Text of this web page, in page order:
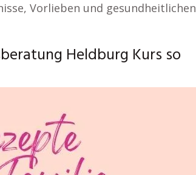
Vorlieben und gesundheitlichen
Heldburg Kurs so